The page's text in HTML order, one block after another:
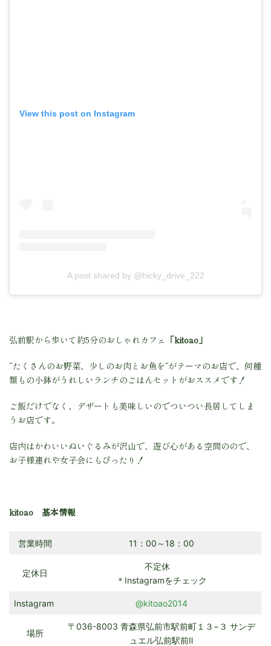
View this post on Instagram
A post shared by @hicky_drive_222
弘前駅から歩いて約5分のおしゃれカフェ 「kitoao」
“たくさんのお野菜、少しのお肉とお魚を”がテーマのお店で、何種
類もの小鉢がうれしいランチのごはんセットがおススメです！
ご飯だけでなく、デザートも美味しいのでついつい長居してしま
うお店です。
店内はかわいいぬいぐるみが沢山で、遊び心がある空間のので、
お子様連れや女子会にもぴったり！
kitoao 基本情報
営業時間 11：00～18：00
定休日
不定休
＊Instagramをチェック
Instagram @kitoao2014
場所
〒036-8003 青森県弘前市駅前町１３−３ サンデ
ュエル弘前駅前Ⅱ